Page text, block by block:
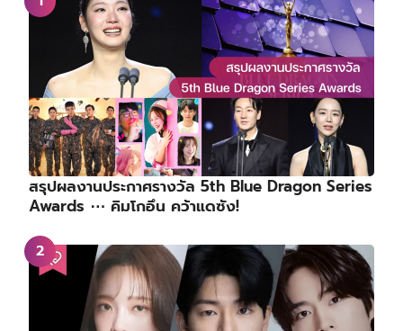
สรุปผลงานประกาศรางวัล 5th Blue Dragon Series
Awards ⋯ คิมโกอึน คว้าแดซัง!